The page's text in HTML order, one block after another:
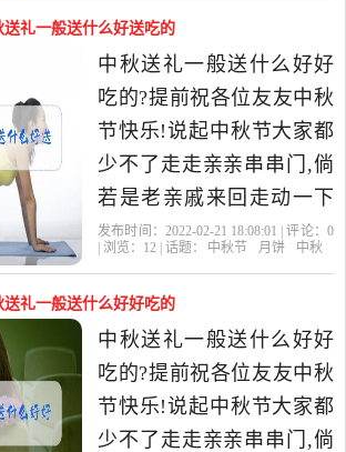
送礼一般送什么好送吃的
中秋送礼一般送什么好好
吃的?提前祝各位友友中秋
节快乐!说起中秋节大家都
少不了走走亲亲串串门,倘
若是老亲戚来回走动一下
顺带一提月饼再买点时令
梨
发布时间：2022-02-21 18:08:01 | 评论： 0
| 浏览： 12 | 话题： 中秋节 月饼 中秋
送礼一般送什么好好吃的
中秋送礼一般送什么好好
吃的?提前祝各位友友中秋
节快乐!说起中秋节大家都
少不了走走亲亲串串门,倘